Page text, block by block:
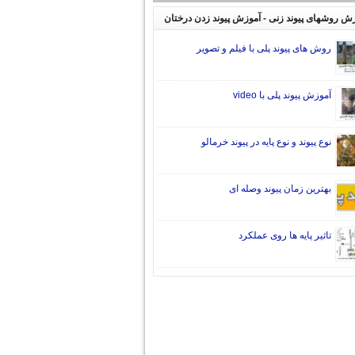
روشهای پیوند زنی - آموزش پیوند زدن درختان
روش های پیوند پلی با فیلم و تصویر
آموزش پیوند پلی با video
نوع پیوند و نوع پایه در پیوند خرمالو
بهترین زمان پیوند وصله ای
تاثیر پایه ها روی عملکرد